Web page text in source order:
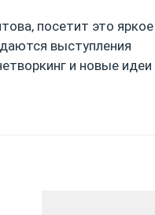
посетит это яркое
выступления
и новые идеи